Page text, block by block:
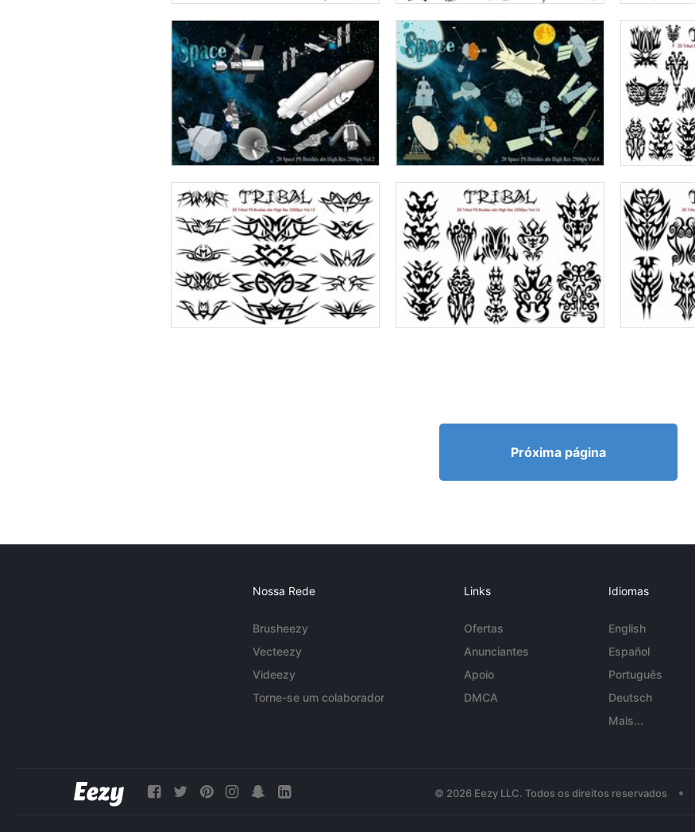
Próxima página
Nossa Rede
Brusheezy
Vecteezy
Videezy
Torne-se um colaborador
Links
Ofertas
Anunciantes
Apoio
DMCA
Idiomas
English
Español
Português
Deutsch
Mais...
© 2026 Eezy LLC. Todos os direitos reservados •